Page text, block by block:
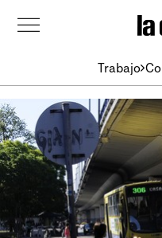
Trabajo